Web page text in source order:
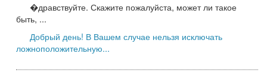
�дравствуйте. Скажите пожалуйста, может ли такое
быть, ...
Добрый день! В Вашем случае нельзя исключать
ложноположительную...